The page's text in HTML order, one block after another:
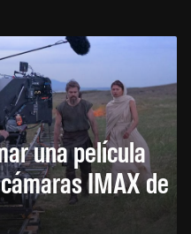
una película
IMAX de